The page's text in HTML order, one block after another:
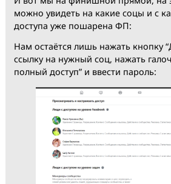
И вот мы на финишной прямой,